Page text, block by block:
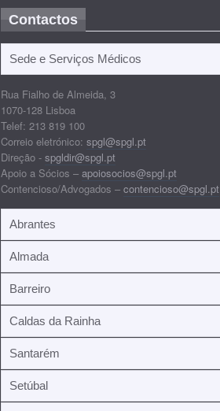
Contactos
Sede e Serviços Médicos
Rua Fialho de Almeida, 3
1070-128 Lisboa
Telef: 213 819 100
Correio eletrónico: spgl@spgl.pt
Direção - spgldir@spgl.pt
Apoio a Sócios – apoiosocios@spgl.pt
Contencioso/Advogados – contencioso@spgl.pt
Abrantes
Almada
Barreiro
Caldas da Rainha
Santarém
Setúbal